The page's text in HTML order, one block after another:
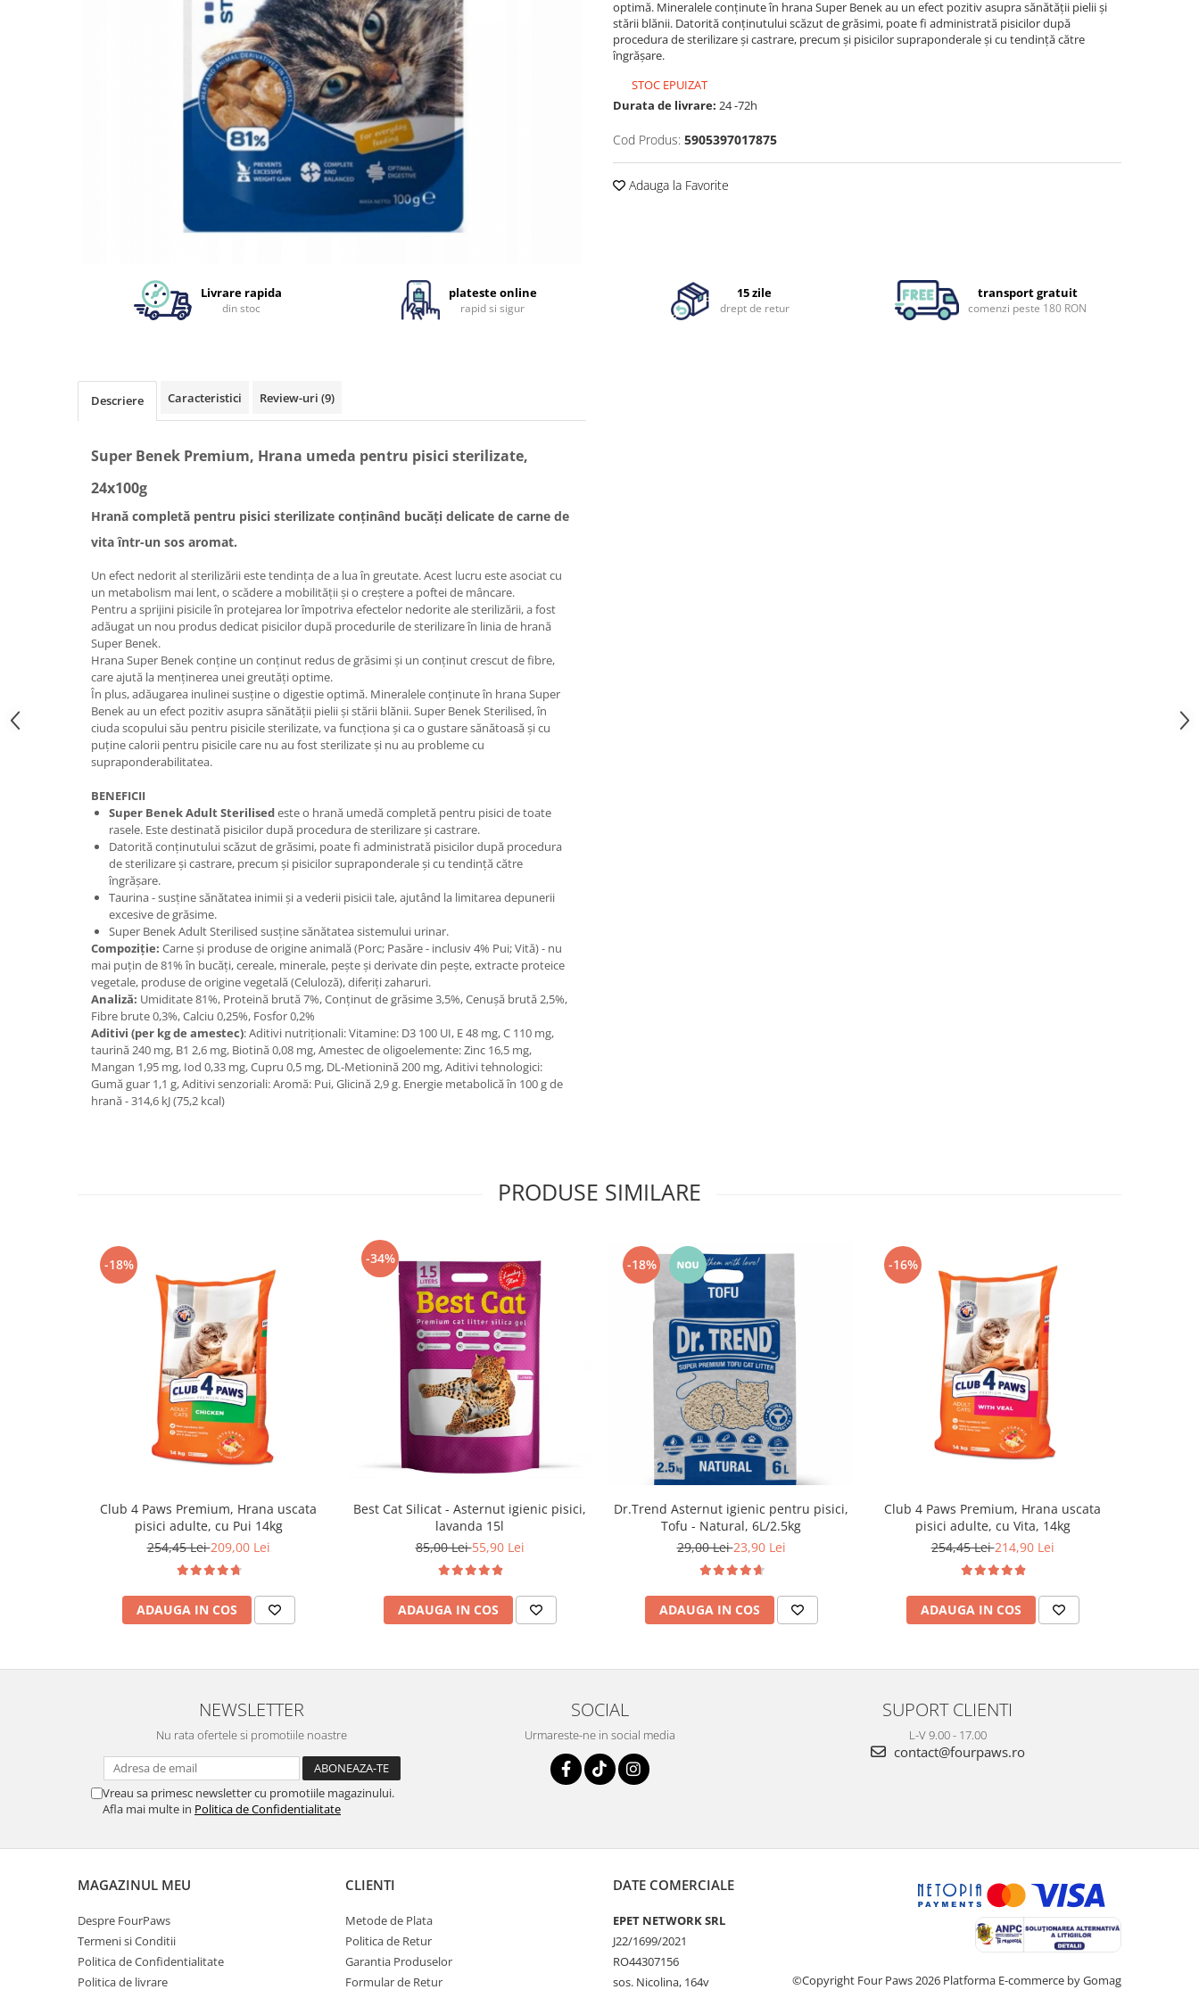
optimă. Mineralele conținute în hrana Super Benek au un efect pozitiv asupra sănătății pielii și
stării blănii. Datorită conținutului scăzut de grăsimi, poate fi administrată pisicilor după
procedura de sterilizare și castrare, precum și pisicilor supraponderale și cu tendință către
îngrășare.
STOC EPUIZAT
Durata de livrare: 24 -72h
Cod Produs: 5905397017875
Adauga la Favorite
Livrare rapida
din stoc
plateste online
rapid si sigur
15 zile
drept de retur
transport gratuit
comenzi peste 180 RON
Descriere Caracteristici Review-uri (9)
Super Benek Premium, Hrana umeda pentru pisici sterilizate,
24x100g
Hrană completă pentru pisici sterilizate conținând bucăți delicate de carne de
vita într-un sos aromat.
Un efect nedorit al sterilizării este tendința de a lua în greutate. Acest lucru este asociat cu
un metabolism mai lent, o scădere a mobilității și o creștere a poftei de mâncare.
Pentru a sprijini pisicile în protejarea lor împotriva efectelor nedorite ale sterilizării, a fost
adăugat un nou produs dedicat pisicilor după procedurile de sterilizare în linia de hrană
Super Benek.
Hrana Super Benek conține un conținut redus de grăsimi și un conținut crescut de fibre,
care ajută la menținerea unei greutăți optime.
În plus, adăugarea inulinei susține o digestie optimă. Mineralele conținute în hrana Super
Benek au un efect pozitiv asupra sănătății pielii și stării blănii. Super Benek Sterilised, în
ciuda scopului său pentru pisicile sterilizate, va funcționa și ca o gustare sănătoasă și cu
puține calorii pentru pisicile care nu au fost sterilizate și nu au probleme cu
supraponderabilitatea.
BENEFICII
Super Benek Adult Sterilisedeste o hrană umedă completă pentru pisici de toate
rasele. Este destinată pisicilor după procedura de sterilizare și castrare.
Datorită conținutului scăzut de grăsimi, poate fi administrată pisicilor după procedura
de sterilizare și castrare, precum și pisicilor supraponderale și cu tendință către
îngrășare.
Taurina - susține sănătatea inimii și a vederii pisicii tale, ajutând la limitarea depunerii
excesive de grăsime.
Super Benek Adult Sterilised susține sănătatea sistemului urinar.
Compoziție: Carne și produse de origine animală (Porc; Pasăre - inclusiv 4% Pui; Vită) - nu
mai puțin de 81% în bucăți, cereale, minerale, pește și derivate din pește, extracte proteice
vegetale, produse de origine vegetală (Celuloză), diferiți zaharuri.
Analiză: Umiditate 81%, Proteină brută 7%, Conținut de grăsime 3,5%, Cenușă brută 2,5%,
Fibre brute 0,3%, Calciu 0,25%, Fosfor 0,2%
Aditivi (per kg de amestec): Aditivi nutriționali: Vitamine: D3 100 UI, E 48 mg, C 110 mg,
taurină 240 mg, B1 2,6 mg, Biotină 0,08 mg, Amestec de oligoelemente: Zinc 16,5 mg,
Mangan 1,95 mg, Iod 0,33 mg, Cupru 0,5 mg, DL-Metionină 200 mg, Aditivi tehnologici:
Gumă guar 1,1 g, Aditivi senzoriali: Aromă: Pui, Glicină 2,9 g. Energie metabolică în 100 g de
hrană - 314,6 kJ (75,2 kcal)
PRODUSE SIMILARE
-18%
Club 4 Paws Premium, Hrana uscata
pisici adulte, cu Pui 14kg
254,45 Lei209,00 Lei
ADAUGA IN COS
-34%
Best Cat Silicat - Asternut igienic pisici,
lavanda 15l
85,00 Lei55,90 Lei
ADAUGA IN COS
-18%
Dr.Trend Asternut igienic pentru pisici,
Tofu - Natural, 6L/2.5kg
29,00 Lei23,90 Lei
ADAUGA IN COS
-16%
Club 4 Paws Premium, Hrana uscata
pisici adulte, cu Vita, 14kg
254,45 Lei214,90 Lei
ADAUGA IN COS
NEWSLETTER
Nu rata ofertele si promotiile noastre
Vreau sa primesc newsletter cu promotiile magazinului.
Afla mai multe in Politica de Confidentialitate
SOCIAL
Urmareste-ne in social media
SUPORT CLIENTI
L-V 9.00 - 17.00
contact@fourpaws.ro
MAGAZINUL MEU
Despre FourPaws
Termeni si Conditii
Politica de Confidentialitate
Politica de livrare
CLIENTI
Metode de Plata
Politica de Retur
Garantia Produselor
Formular de Retur
DATE COMERCIALE
EPET NETWORK SRL
J22/1699/2021
RO44307156
sos. Nicolina, 164v
©Copyright Four Paws 2026 Platforma E-commerce by Gomag